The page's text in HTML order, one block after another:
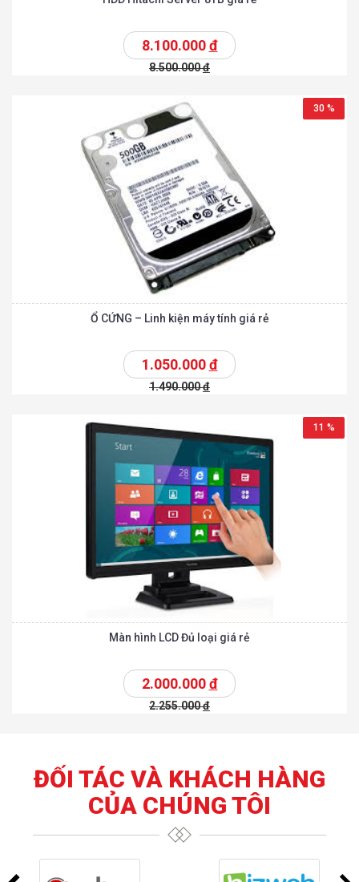
8.100.000đ
8.500.000đ
30 %
Ổ CỨNG – Linh kiện máy tính giá rẻ
1.050.000đ
1.490.000đ
11 %
Màn hình LCD Đủ loại giá rẻ
2.000.000đ
2.255.000đ
ĐỐI TÁC VÀ KHÁCH HÀNG
CỦA CHÚNG TÔI